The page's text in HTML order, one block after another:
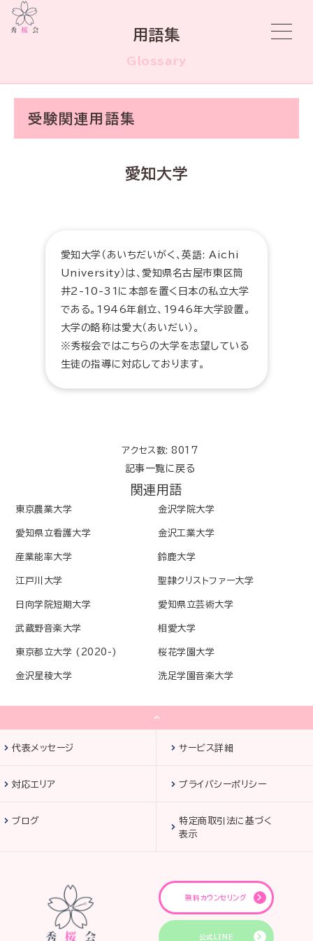
用語集
Glossary
受験関連用語集
愛知大学
愛知大学（あいちだいがく、英語: Aichi
University）は、愛知県名古屋市東区筒
井2-10-31に本部を置く日本の私立大学
である。1946年創立、1946年大学設置。
大学の略称は愛大（あいだい）。
※秀桜会ではこちらの大学を志望している
生徒の指導に対応しております。
アクセス数: 8017
記事一覧に戻る
関連用語
東京農業大学 金沢学院大学
愛知県立看護大学 金沢工業大学
産業能率大学 鈴鹿大学
江戸川大学 聖隷クリストファー大学
日向学院短期大学 愛知県立芸術大学
武蔵野音楽大学 相愛大学
東京都立大学 (2020-) 桜花学園大学
金沢星稜大学 洗足学園音楽大学
代表メッセージ サービス詳細
対応エリア プライバシーポリシー
ブログ
特定商取引法に基づく
表示
無料カウンセリング
公式LINE